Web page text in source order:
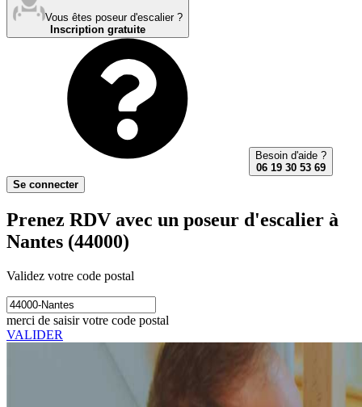
Vous êtes poseur d'escalier ?
Inscription gratuite
Besoin d'aide ?
06 19 30 53 69
Se connecter
Prenez RDV avec un poseur d'escalier à
Nantes (44000)
Validez votre code postal
merci de saisir votre code postal
VALIDER